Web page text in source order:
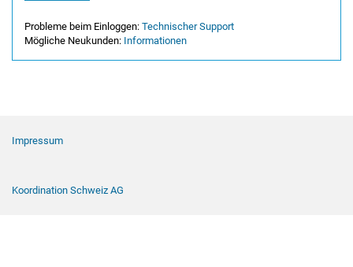
Probleme beim Einloggen: Technischer Support
Mögliche Neukunden: Informationen
Impressum
Koordination Schweiz AG